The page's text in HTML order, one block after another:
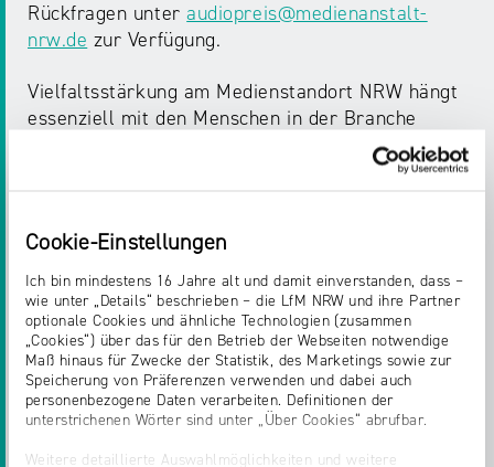
Cookie-Einstellungen
Ich bin mindestens 16 Jahre alt und damit einverstanden, dass –
wie unter „Details“ beschrieben – die LfM NRW und ihre Partner
optionale Cookies und ähnliche Technologien (zusammen
„Cookies“) über das für den Betrieb der Webseiten notwendige
Maß hinaus für Zwecke der Statistik, des Marketings sowie zur
Speicherung von Präferenzen verwenden und dabei auch
personenbezogene Daten verarbeiten. Definitionen der
unterstrichenen Wörter sind unter „Über Cookies“ abrufbar.
Weitere detaillierte Auswahlmöglichkeiten und weitere
Rückfragen unteraudiopreis@medienanstalt-
nrw.de zur Verfügung.
Vielfaltsstärkung am Medienstandort NRW hängt
essenziell mit den Menschen in der Branche
zusammen. Mit dem Audiopreis honoriert die
Landesanstalt für Medien NRW besondere
Darüber hinaus wird auch eine besonders
kreative Werbeleistung geehrt. Über die
Nominierungen und die Vergabe der Preise
entscheiden unabhängige Jurys.